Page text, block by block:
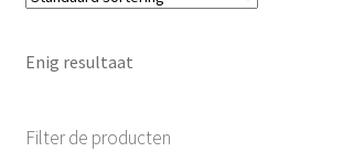
Enig resultaat
Filter de producten